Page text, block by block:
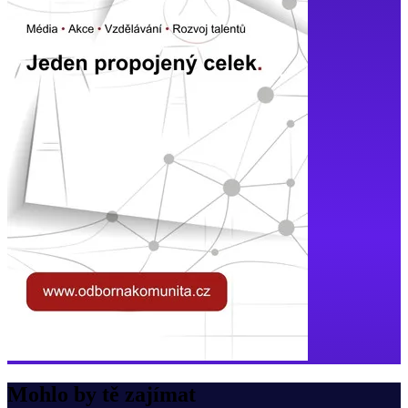
Mohlo by tě zajímat